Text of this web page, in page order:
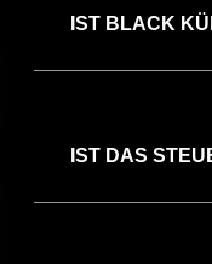
IST BLACK
IST DAS